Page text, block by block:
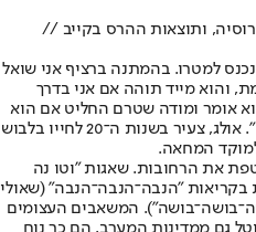
ותוצאות ההרס בקייב //
למטרו. בהמתנה ברציף אני שואל
והוא מייד תוהה אם אני בדרך
אומר ומודה שטרם החליט אם הוא
בעד המחאה או נגדה: "המצב מסובך". אולג, צעיר בשנות ה־20 לחייו בלבוש
למוקד המחאה.
את הרחובות. שאגות "וטו נה
בקריאות "הנבה־הנבה־הנבה" (שאולי
המשאבים העצומים